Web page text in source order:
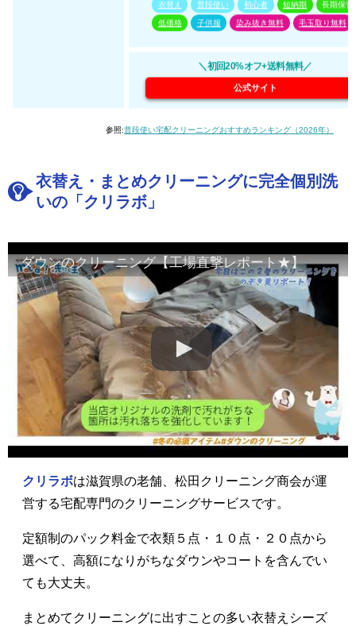
衣替え 普段使い 初心者 短納期 長期保管
低価格 子供服 染み抜き無料 毛玉取り無料
＼初回20%オフ+送料無料／
公式サイト
参照:普段使い宅配クリーニングおすすめランキング（2026年）
衣替え・まとめクリーニングに完全個別洗
いの「クリラボ」
ダウンのクリーニング【工場直撃レポート★】
クリラボは滋賀県の老舗、松田クリーニング商会が運
営する宅配専門のクリーニングサービスです。
定額制のパック料金で衣類５点・１０点・２０点から
選べて、高額になりがちなダウンやコートを含んでい
ても大丈夫。
まとめてクリーニングに出すことの多い衣替えシーズ